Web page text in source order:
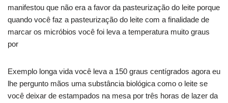
manifestou que não era a favor da pasteurização do leite porque
quando você faz a pasteurização do leite com a finalidade de
marcar os micróbios você foi leva a temperatura muito graus
por
Exemplo longa vida você leva a 150 graus centígrados agora eu
lhe pergunto mãos uma substância biológica como o leite se
você deixar de estampados na mesa por três horas de lazer da